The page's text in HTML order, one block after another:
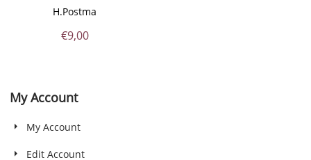
H.Postma
€9,00
My Account
My Account
Edit Account